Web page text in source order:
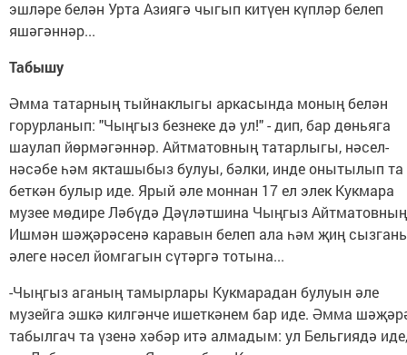
эшләре белән Урта Азиягә чыгып китүен күпләр белеп
яшәгәннәр...
Табышу
Әмма татарның тыйнаклыгы аркасында моның белән
горурланып: "Чыңгыз безнеке дә ул!" - дип, бар дөньяга
шаулап йөрмәгәннәр. Айтматовның татарлыгы, нәсел-
нәсәбе һәм якташыбыз булуы, бәлки, инде онытылып та
беткән булыр иде. Ярый әле моннан 17 ел элек Кукмара
музее мөдире Ләбүдә Дәүләтшина Чыңгыз Айтматовның
Ишмән шәҗәрәсенә каравын белеп ала һәм җиң
әлеге нәсел йомгагын сүтәргә тотына...
-Чыңгыз аганың тамырлары Кукмарадан булуын әле
музейга эшкә килгәнче ишеткәнем бар иде. Әмма
табылгач та үзенә хәбәр итә алмадым: ул Бельгиядә